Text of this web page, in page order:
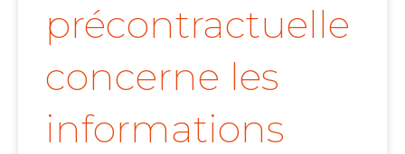
précontractuelle
concerne les
informations